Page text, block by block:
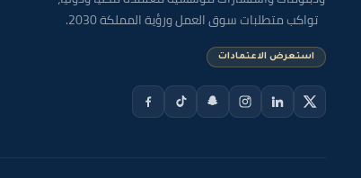
تواكب متطلبات سوق العمل ورؤية المملكة 2030.
استعرض الاعتمادات